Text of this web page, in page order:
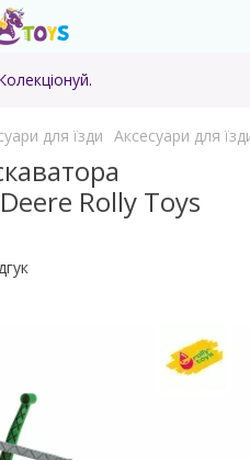
для їзди Аксесуари для
Rolly Toys